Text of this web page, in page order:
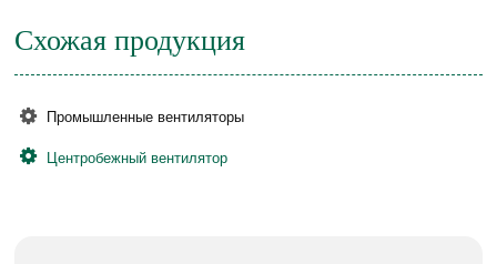
Схожая продукция
Промышленные вентиляторы
Центробежный вентилятор